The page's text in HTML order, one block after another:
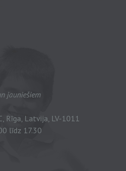
jauniešiem
Rīga, Latvija, LV-1011
līdz 17.30